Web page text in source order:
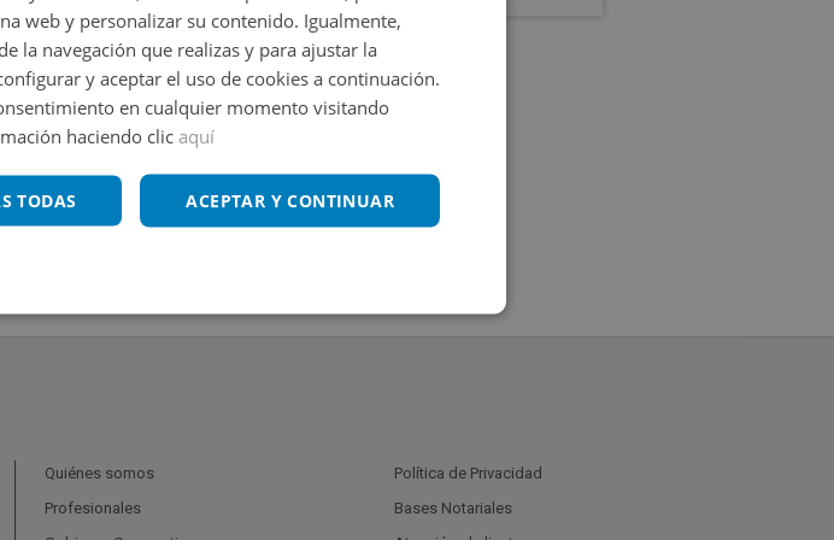
Quiénes somos
Profesionales
Política de Privacidad
Bases Notariales
web y personalizar su contenido. Igualmente,
la navegación que realizas y para ajustar la
y aceptar el uso de cookies a continuación.
en cualquier momento visitando
haciendo clic aquí
ACEPTAR Y CONTINUAR
TODAS